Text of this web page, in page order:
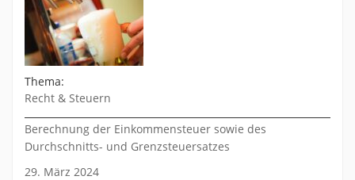
Thema:
Recht & Steuern
Berechnung der Einkommensteuer sowie des
Durchschnitts- und Grenzsteuersatzes
29. März 2024